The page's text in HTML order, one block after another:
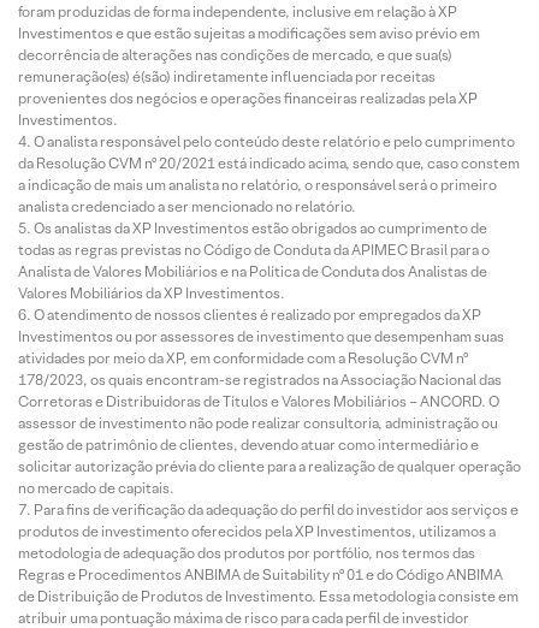
foram produzidas de forma independente, inclusive em relação à XP
Investimentos e que estão sujeitas a modificações sem aviso prévio em
decorrência de alterações nas condições de mercado, e que sua(s)
remuneração(es) é(são) indiretamente influenciada por receitas
provenientes dos negócios e operações financeiras realizadas pela XP
Investimentos.
O analista responsável pelo conteúdo deste relatório e pelo cumprimento
da Resolução CVM nº 20/2021 está indicado acima, sendo que, caso constem
a indicação de mais um analista no relatório, o responsável será o primeiro
analista credenciado a ser mencionado no relatório.
Os analistas da XP Investimentos estão obrigados ao cumprimento de
todas as regras previstas no Código de Conduta da APIMEC Brasil para o
Analista de Valores Mobiliários e na Política de Conduta dos Analistas de
Valores Mobiliários da XP Investimentos.
O atendimento de nossos clientes é realizado por empregados da XP
Investimentos ou por assessores de investimento que desempenham suas
atividades por meio da XP, em conformidade com a Resolução CVM nº
178/2023, os quais encontram-se registrados na Associação Nacional das
Corretoras e Distribuidoras de Títulos e Valores Mobiliários – ANCORD. O
assessor de investimento não pode realizar consultoria, administração ou
gestão de patrimônio de clientes, devendo atuar como intermediário e
solicitar autorização prévia do cliente para a realização de qualquer operação
no mercado de capitais.
Para fins de verificação da adequação do perfil do investidor aos serviços e
produtos de investimento oferecidos pela XP Investimentos, utilizamos a
metodologia de adequação dos produtos por portfólio, nos termos das
Regras e Procedimentos ANBIMA de Suitability nº 01 e do Código ANBIMA
de Distribuição de Produtos de Investimento. Essa metodologia consiste em
atribuir uma pontuação máxima de risco para cada perfil de investidor